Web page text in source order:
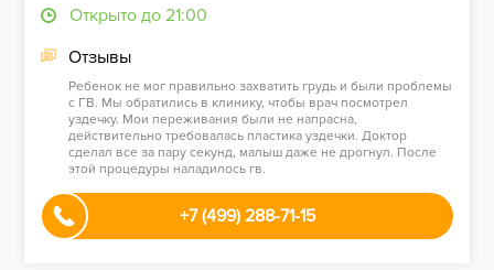
Открыто до 21:00
Отзывы
Ребенок не мог правильно захватить грудь и были проблемы
с ГВ. Мы обратились в клинику, чтобы врач посмотрел
уздечку. Мои переживания были не напрасна,
действительно требовалась пластика уздечки. Доктор
сделал все за пару секунд, малыш даже не дрогнул. После
этой процедуры наладилось гв.
+7 (499) 288-71-15